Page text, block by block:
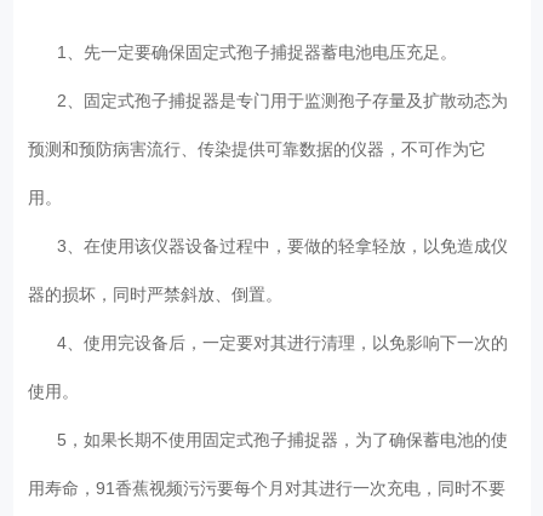
1、先一定要确保固定式孢子捕捉器蓄电池电压充足。
2、固定式孢子捕捉器是专门用于监测孢子存量及扩散动态为
预测和预防病害流行、传染提供可靠数据的仪器，不可作为它
用。
3、在使用该仪器设备过程中，要做的轻拿轻放，以免造成仪
器的损坏，同时严禁斜放、倒置。
4、使用完设备后，一定要对其进行清理，以免影响下一次的
使用。
5，如果长期不使用固定式孢子捕捉器，为了确保蓄电池的使
用寿命，91香蕉视频污污要每个月对其进行一次充电，同时不要